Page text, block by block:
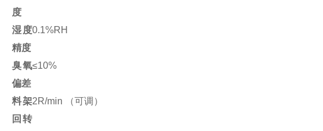
度
湿度
精度
0.1%RH
臭氧
偏差
≤10%
料架
回转
2R/min （可调）